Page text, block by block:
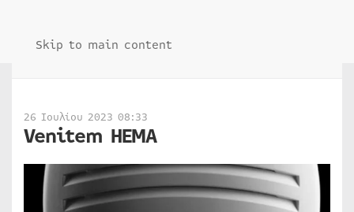
Skip to main content
26 Ιουλίου 2023 08:33
Venitem HEMA